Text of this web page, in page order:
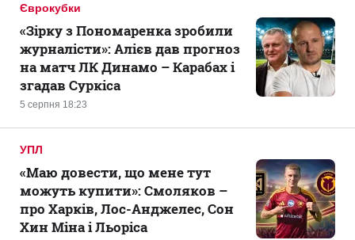
Єврокубки
5 серпня 18:23
«Зірку з Пономаренка зробили
журналісти»: Алієв дав прогноз
на матч ЛК Динамо – Карабах і
згадав Суркіса
УПЛ
«Маю довести, що мене тут
можуть купити»: Смоляков –
про Харків, Лос-Анджелес, Сон
Хин Міна і Льоріса